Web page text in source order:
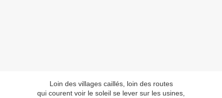
Loin des villages caillés, loin des routes
qui courent voir le soleil se lever sur les usines,